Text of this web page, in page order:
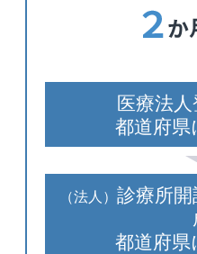
医療法
都道府県
（法人） 診療所
都道府県